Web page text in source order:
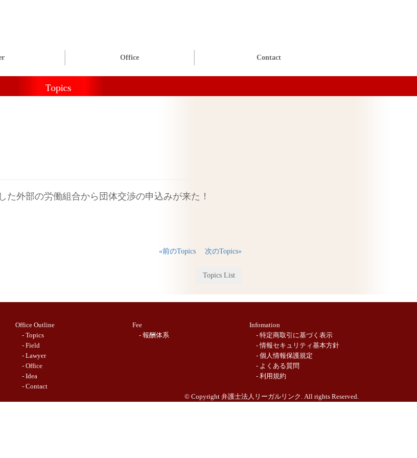
Office Contact
た外部の労働組合から団体交渉の申込みが来た！
«前のTopics 次のTopics»
Topics List
Office Outline
- Topics
- Field
- Lawyer
- Office
- Idea
- Contact
Fee
- 報酬体系
Infomation
- 特定商取引に基づく表示
- 情報セキュリティ基本方針
- 個人情報保護規定
- よくある質問
- 利用規約
© Copyright 弁護士法人リーガルリンク. All rights Reserved.